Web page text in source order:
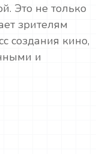
Это не только
зрителям
создания кино,
и